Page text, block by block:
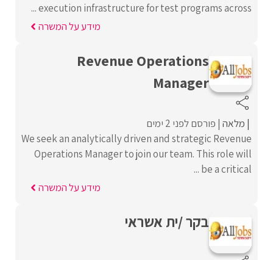
execution infrastructure for test programs across ...
מידע על המשרה
Revenue Operations
Manager
מלאה פורסם לפני 2 ימים
We seek an analytically driven and strategic Revenue
Operations Manager to join our team. This role will
be a critical ...
מידע על המשרה
בקר /ית אשראי